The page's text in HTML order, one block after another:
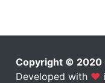
Copyright © 2020
Developed with ❤